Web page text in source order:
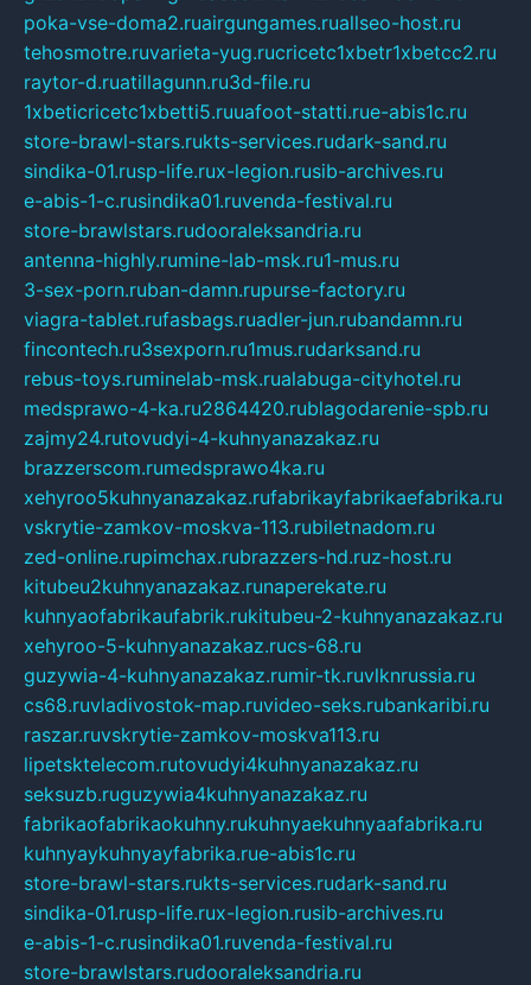
poka-vse-doma2.ruairgungames.ruallseo-host.ru
tehosmotre.ruvarieta-yug.rucricetc1xbetr1xbetcc2.ru
raytor-d.ruatillagunn.ru3d-file.ru
1xbeticricetc1xbetti5.ruuafoot-statti.rue-abis1c.ru
store-brawl-stars.rukts-services.rudark-sand.ru
sindika-01.rusp-life.rux-legion.rusib-archives.ru
e-abis-1-c.rusindika01.ruvenda-festival.ru
store-brawlstars.rudooraleksandria.ru
antenna-highly.rumine-lab-msk.ru1-mus.ru
3-sex-porn.ruban-damn.rupurse-factory.ru
viagra-tablet.rufasbags.ruadler-jun.rubandamn.ru
fincontech.ru3sexporn.ru1mus.rudarksand.ru
rebus-toys.ruminelab-msk.rualabuga-cityhotel.ru
medsprawo-4-ka.ru2864420.rublagodarenie-spb.ru
zajmy24.rutovudyi-4-kuhnyanazakaz.ru
brazzerscom.rumedsprawo4ka.ru
xehyroo5kuhnyanazakaz.rufabrikayfabrikaefabrika.ru
vskrytie-zamkov-moskva-113.rubiletnadom.ru
zed-online.rupimchax.rubrazzers-hd.ruz-host.ru
kitubeu2kuhnyanazakaz.runaperekate.ru
kuhnyaofabrikaufabrik.rukitubeu-2-kuhnyanazakaz.ru
xehyroo-5-kuhnyanazakaz.rucs-68.ru
guzywia-4-kuhnyanazakaz.rumir-tk.ruvlknrussia.ru
cs68.ruvladivostok-map.ruvideo-seks.rubankaribi.ru
raszar.ruvskrytie-zamkov-moskva113.ru
lipetsktelecom.rutovudyi4kuhnyanazakaz.ru
seksuzb.ruguzywia4kuhnyanazakaz.ru
fabrikaofabrikaokuhny.rukuhnyaekuhnyaafabrika.ru
kuhnyaykuhnyayfabrika.rue-abis1c.ru
store-brawl-stars.rukts-services.rudark-sand.ru
sindika-01.rusp-life.rux-legion.rusib-archives.ru
e-abis-1-c.rusindika01.ruvenda-festival.ru
store-brawlstars.rudooraleksandria.ru